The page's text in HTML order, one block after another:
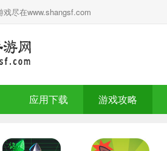
尽在www.shangsf.com
应用下载 游戏攻略